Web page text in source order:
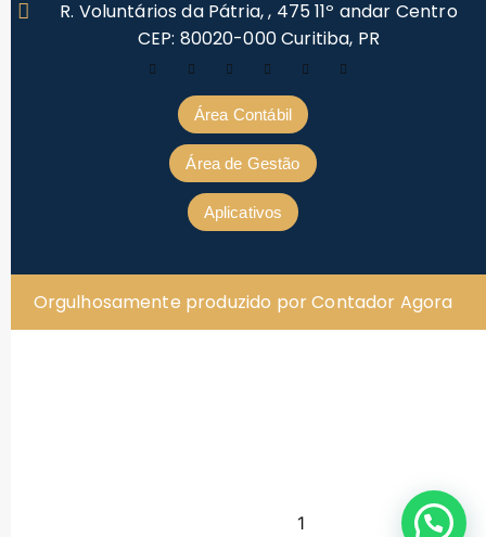
R. Voluntários da Pátria, , 475 11º andar Centro
CEP: 80020-000 Curitiba, PR
Área Contábil
Área de Gestão
Aplicativos
Orgulhosamente produzido por Contador Agora
1